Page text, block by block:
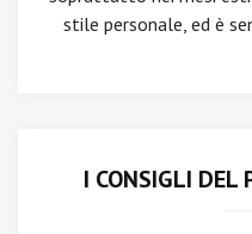
stile personale, ed è
I CONSIGLI DEL